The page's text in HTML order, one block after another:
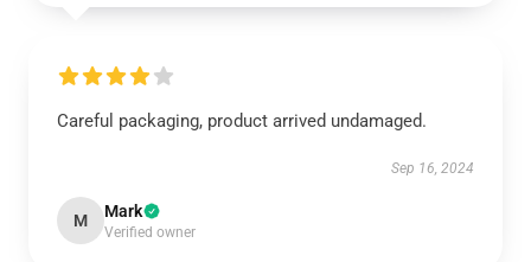
Careful packaging, product arrived undamaged.
Sep 16, 2024
M Mark
Verified owner